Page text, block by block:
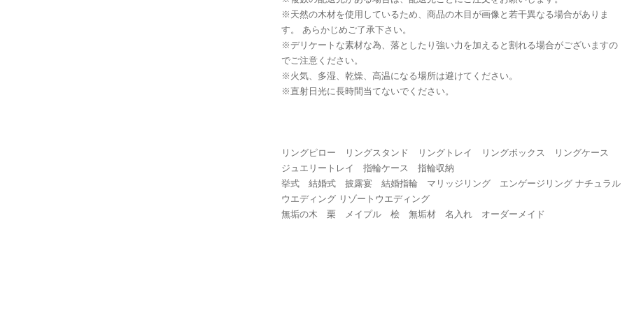
※天然の木材を使用しているため、商品の木目が画像と若干異なる場合がありま
す。 あらかじめご了承下さい。
※デリケートな素材な為、落としたり強い力を加えると割れる場合がございますの
でご注意ください。
※火気、多湿、乾燥、高温になる場所は避けてください。
※直射日光に長時間当てないでください。
リングピロー リングスタンド リングトレイ リングボックス リングケース
ジュエリートレイ 指輪ケース 指輪収納
挙式 結婚式 披露宴 結婚指輪 マリッジリング エンゲージリング ナチュラル
ウエディング リゾートウエディング
無垢の木 栗 メイプル 桧 無垢材 名入れ オーダーメイド